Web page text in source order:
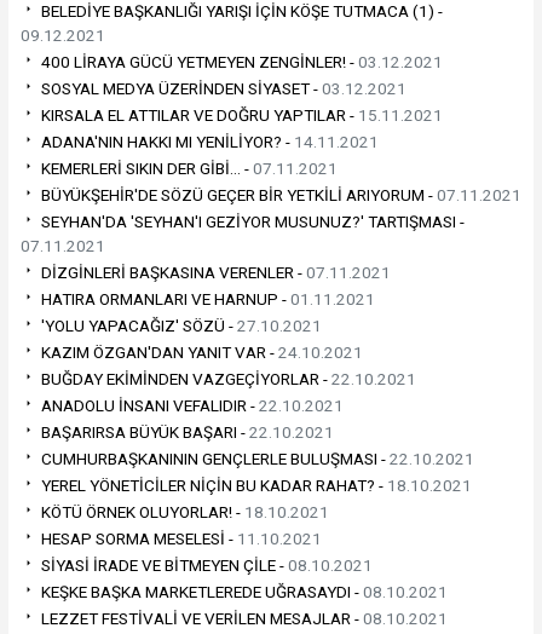
BELEDİYE BAŞKANLIĞI YARIŞI İÇİN KÖŞE TUTMACA (1) -
09.12.2021
400 LİRAYA GÜCÜ YETMEYEN ZENGİNLER! -03.12.2021
SOSYAL MEDYA ÜZERİNDEN SİYASET -03.12.2021
KIRSALA EL ATTILAR VE DOĞRU YAPTILAR - 15.11.2021
ADANA'NIN HAKKI MI YENİLİYOR? - 14.11.2021
KEMERLERİ SIKIN DER GİBİ… -07.11.2021
BÜYÜKŞEHİR'DE SÖZÜ GEÇER BİR YETKİLİ ARIYORUM -07.11.2021
SEYHAN'DA 'SEYHAN'I GEZİYOR MUSUNUZ?' TARTIŞMASI -
07.11.2021
DİZGİNLERİ BAŞKASINA VERENLER -07.11.2021
HATIRA ORMANLARI VE HARNUP -01.11.2021
'YOLU YAPACAĞIZ' SÖZÜ -27.10.2021
KAZIM ÖZGAN'DAN YANIT VAR -24.10.2021
BUĞDAY EKİMİNDEN VAZGEÇİYORLAR -22.10.2021
ANADOLU İNSANI VEFALIDIR -22.10.2021
BAŞARIRSA BÜYÜK BAŞARI -22.10.2021
CUMHURBAŞKANININ GENÇLERLE BULUŞMASI -22.10.2021
YEREL YÖNETİCİLER NİÇİN BU KADAR RAHAT? - 18.10.2021
KÖTÜ ÖRNEK OLUYORLAR! - 18.10.2021
HESAP SORMA MESELESİ - 11.10.2021
SİYASİ İRADE VE BİTMEYEN ÇİLE -08.10.2021
KEŞKE BAŞKA MARKETLEREDE UĞRASAYDI -08.10.2021
LEZZET FESTİVALİ VE VERİLEN MESAJLAR -08.10.2021